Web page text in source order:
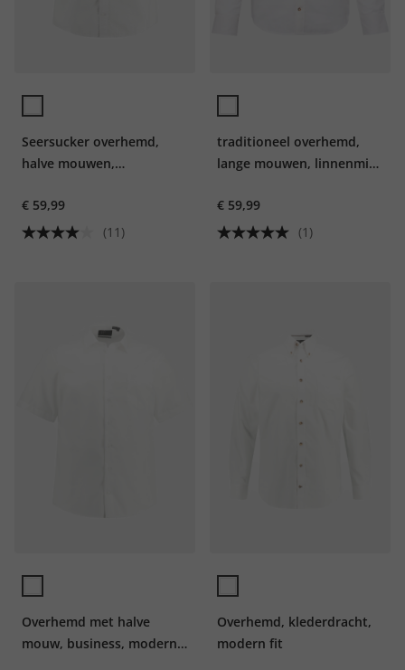
Seersucker overhemd,
halve mouwen,
modern fit, strepen
€ 59,99
(11)
traditioneel overhemd,
lange mouwen, linnenmix,
Fit, tot 8XL
€ 59,99
(1)
Overhemd met halve
mouw, business, moderne
Overhemd, klederdracht,
modern fit